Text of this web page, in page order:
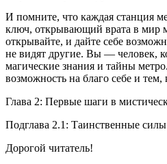
И помните, что каждая станция
ключ, открывающий врата в мир
открывайте, и дайте себе
не видят другие. Вы — человек,
магические знания и тайны
возможность на благо себе и тем,
Глава 2: Первые шаги в
Подглава 2.1: Таинственные
Дорогой читатель!